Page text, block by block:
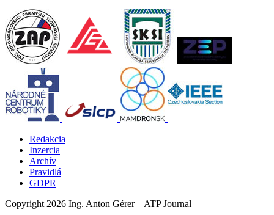
Redakcia
Inzercia
Archív
Pravidlá
GDPR
Copyright 2026 Ing. Anton Gérer – ATP Journal